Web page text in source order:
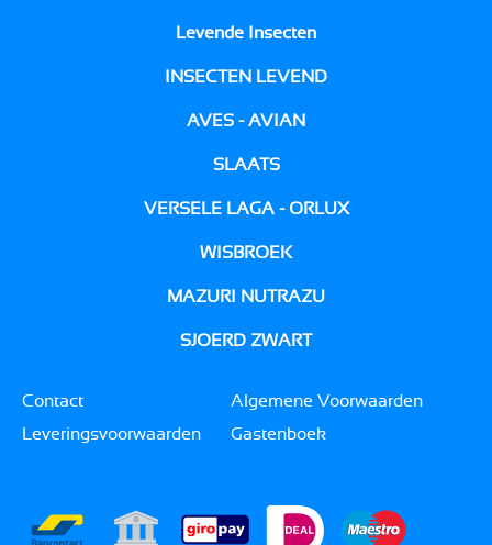
Levende Insecten
INSECTEN LEVEND
AVES - AVIAN
SLAATS
VERSELE LAGA - ORLUX
WISBROEK
MAZURI NUTRAZU
SJOERD ZWART
Contact
Algemene Voorwaarden
Leveringsvoorwaarden
Gastenboek